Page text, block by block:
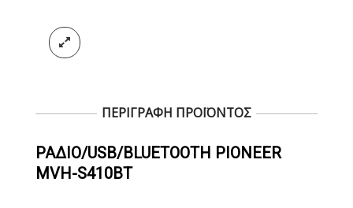
ΠΕΡΙΓΡΑΦΗ ΠΡΟΪΟΝΤΟΣ
ΡΆΔΙΟ/USB/BLUETOOTH PIONEER
MVH-S410BT